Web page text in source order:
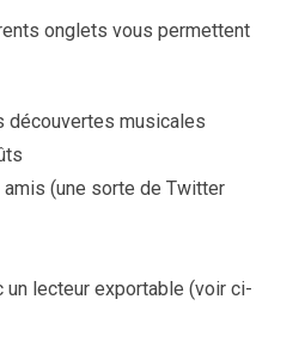
onglets vous permettent
découvertes musicales
(une sorte de Twitter
lecteur exportable (voir ci-